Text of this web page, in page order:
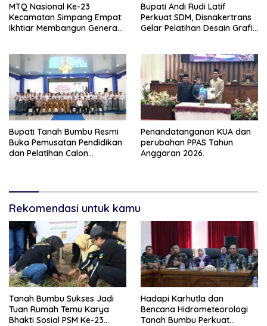
MTQ Nasional Ke-23
Kecamatan Simpang Empat:
Ikhtiar Membangun Generasi
Bupati Andi Rudi Latif
Perkuat SDM, Disnakertrans
Gelar Pelatihan Desain Grafis
Bupati Tanah Bumbu Resmi
Buka Pemusatan Pendidikan
dan Pelatihan Calon
Penandatanganan KUA dan
perubahan PPAS Tahun
Anggaran 2026.
Rekomendasi untuk kamu
Tanah Bumbu Sukses Jadi
Tuan Rumah Temu Karya
Bhakti Sosial PSM Ke-23
Hadapi Karhutla dan
Bencana Hidrometeorologi
Tanah Bumbu Perkuat